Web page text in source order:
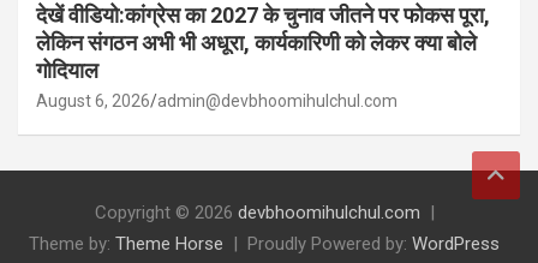
देखें वीडियो:कांग्रेस का 2027 के चुनाव जीतने पर फोकस पूरा,
लेकिन संगठन अभी भी अधूरा, कार्यकारिणी को लेकर क्या बोले
गोदियाल
August 6, 2026 admin@devbhoomihulchul.com
Copyright © 2026 devbhoomihulchul.com
Theme by: Theme Horse Proudly Powered by: WordPress